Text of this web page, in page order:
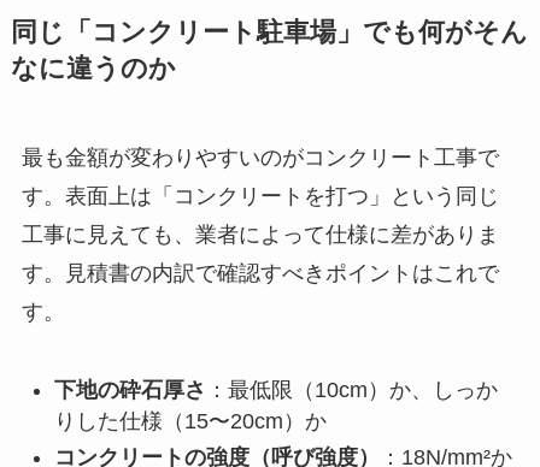
同じ「コンクリート駐車場」でも何がそん
なに違うのか
最も金額が変わりやすいのがコンクリート工事で
す。表面上は「コンクリートを打つ」という同じ
工事に見えても、業者によって仕様に差がありま
す。見積書の内訳で確認すべきポイントはこれで
す。
下地の砕石厚さ ：最低限（10cm）か、しっか
りした仕様（15〜20cm）か
コンクリートの強度（呼び強度）
：18N/mm²か